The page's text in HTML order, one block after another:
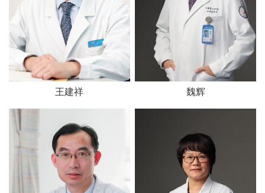
王建祥 魏辉